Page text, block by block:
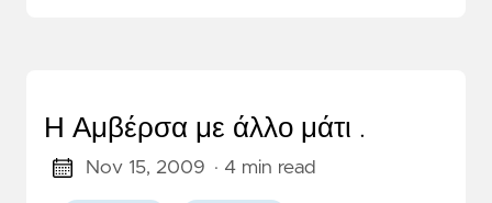
Η Αμβέρσα με άλλο μάτι .
Nov 15, 2009 · 4 min read